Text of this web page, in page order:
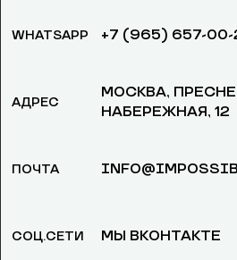
WHATSAPP
АДРЕС
ПОЧТА
СОЦ.СЕТИ
+7 (965) 657-00-
МОСКВА,
НАБЕРЕЖНАЯ, 12
МЫ ВКОНТАКТЕ